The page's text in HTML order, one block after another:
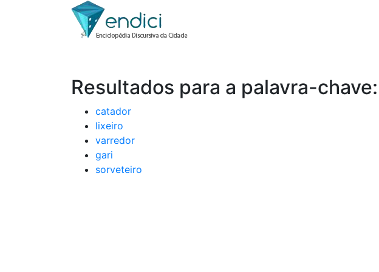
Resultados para a palavra-
catador
lixeiro
varredor
gari
sorveteiro